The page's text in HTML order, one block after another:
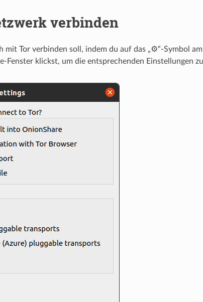
verbinden
mit Tor verbinden soll, indem du auf das „⚙“-Symbol
Fenster klickst, um die entsprechenden Einstellungen